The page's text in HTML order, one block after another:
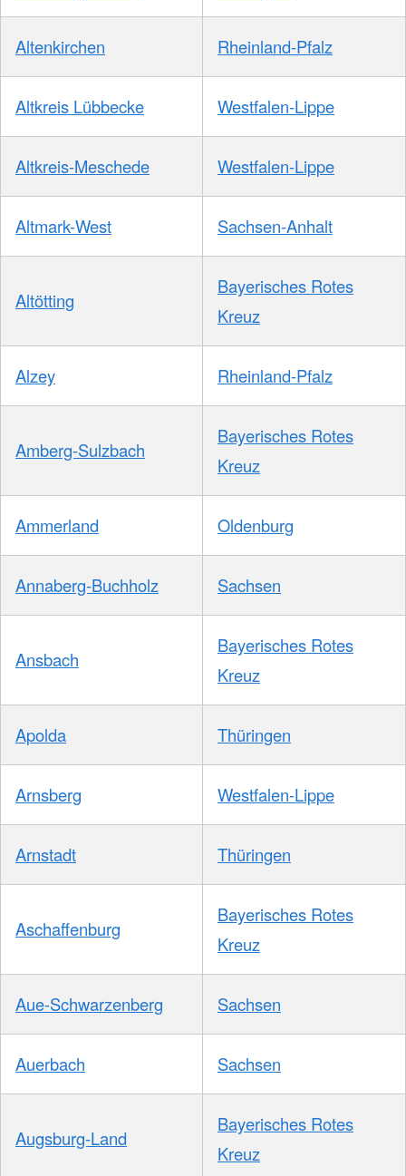
Altenkirchen Rheinland-Pfalz
Altkreis Lübbecke Westfalen-Lippe
Altkreis-Meschede Westfalen-Lippe
Altmark-West Sachsen-Anhalt
Altötting
Bayerisches Rotes
Kreuz
Alzey Rheinland-Pfalz
Amberg-Sulzbach
Bayerisches Rotes
Kreuz
Ammerland Oldenburg
Annaberg-Buchholz Sachsen
Ansbach
Bayerisches Rotes
Kreuz
Apolda Thüringen
Arnsberg Westfalen-Lippe
Arnstadt Thüringen
Aschaffenburg
Bayerisches Rotes
Kreuz
Aue-Schwarzenberg Sachsen
Auerbach Sachsen
Augsburg-Land
Bayerisches Rotes
Kreuz